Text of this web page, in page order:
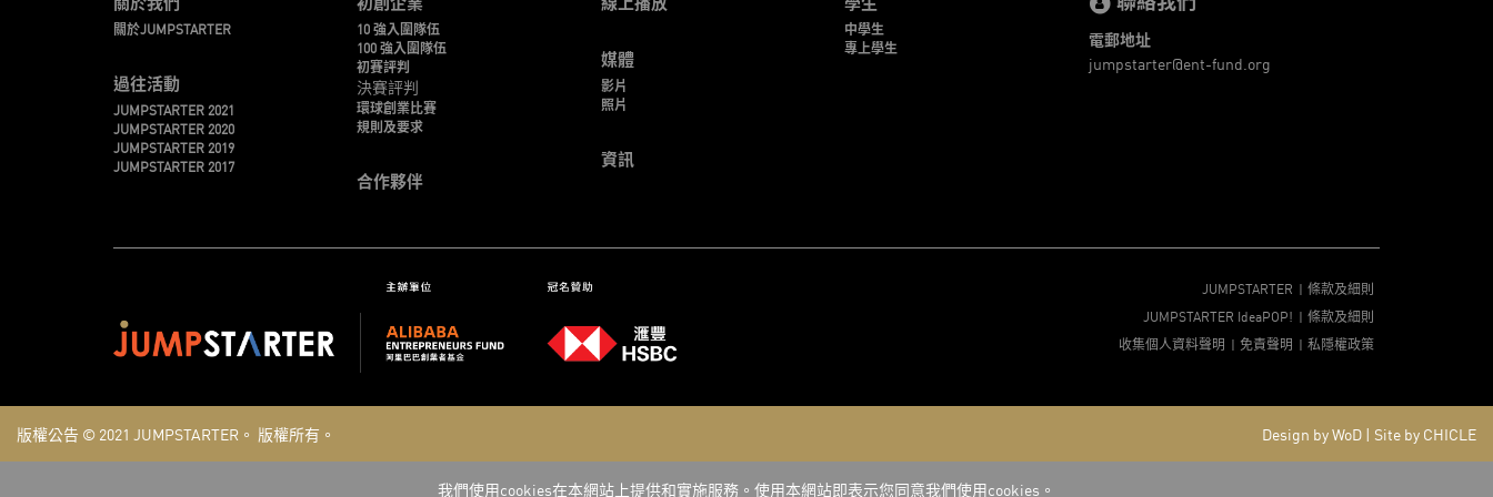
關於JUMPSTARTER
過往活動
JUMPSTARTER 2021
JUMPSTARTER 2020
JUMPSTARTER 2019
JUMPSTARTER 2017
10 強入圍隊伍
100 強入圍隊伍
初賽評判
決賽評判
環球創業比賽
規則及要求
合作夥伴
媒體
影片
照片
資訊
中學生
專上學生
電郵地址
jumpstarter@ent-fund.org
JUMPSTARTER
條款及細則
JUMPSTARTER IdeaPOP!
條款及細則
收集個人資料聲明
免責聲明 私隱權政策
版權公告 © 2021 JUMPSTARTER。 版權所有。 Design by WoD | Site by CHICLE
我們使用cookies在本網站上提供和實施服務。使用本網站即表示您同意我們使用cookies。